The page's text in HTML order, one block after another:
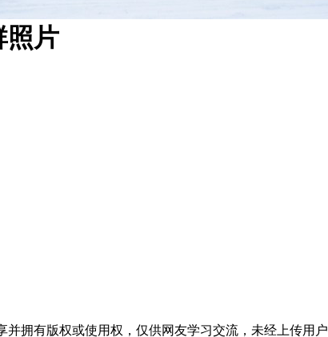
照片
拥有版权或使用权，仅供网友学习交流，未经上传用